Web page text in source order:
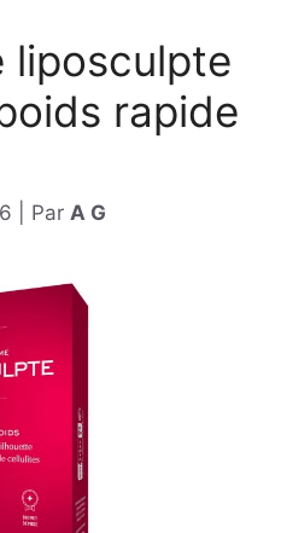
liposculpte
rapide
Par A G